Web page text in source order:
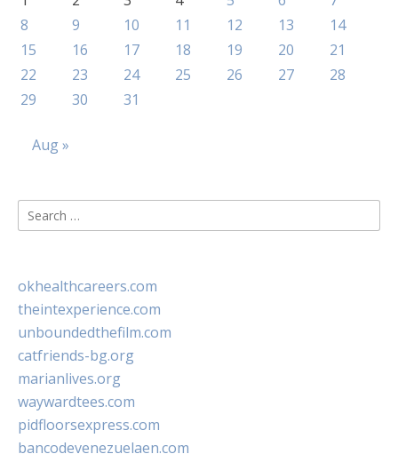
8
9 10 11 12 13
14
15
16 17 18 19 20
21
22
23 24 25 26 27
28
29
30 31
Aug »
Search
for:
okhealthcareers.com
theintexperience.com
unboundedthefilm.com
catfriends-bg.org
marianlives.org
waywardtees.com
pidfloorsexpress.com
bancodevenezuelaen.com